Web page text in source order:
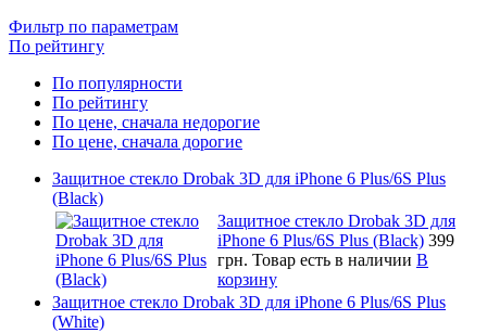
Фильтр по параметрам
По рейтингу
По популярности
По рейтингу
По цене, сначала недорогие
По цене, сначала дорогие
Защитное стекло Drobak 3D для iPhone 6 Plus/6S Plus
(Black)
Защитное стекло Drobak 3D для
iPhone 6 Plus/6S Plus (Black) 399
грн. Товар есть в наличии В
корзину
Защитное стекло Drobak 3D для iPhone 6 Plus/6S Plus
(White)